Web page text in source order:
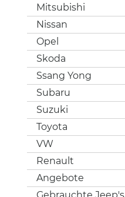
Mitsubishi
Nissan
Opel
Skoda
Ssang Yong
Subaru
Suzuki
Toyota
VW
Renault
Angebote